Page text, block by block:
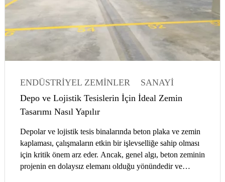
ENDÜSTRIYEL ZEMINLER
SANAYI
ZEMIN KAPLAMALARI
MIMARLAR
MAKALELER
Depo ve Lojistik Tesislerin İçin İdeal Zemin
Tasarımı Nasıl Yapılır
Depolar ve lojistik tesis binalarında beton plaka ve zemin
kaplaması, çalışmaların etkin bir işlevselliğe sahip olması
için kritik önem arz eder. Ancak, genel algı, beton zeminin
projenin en dolaysız elemanı olduğu yönündedir ve